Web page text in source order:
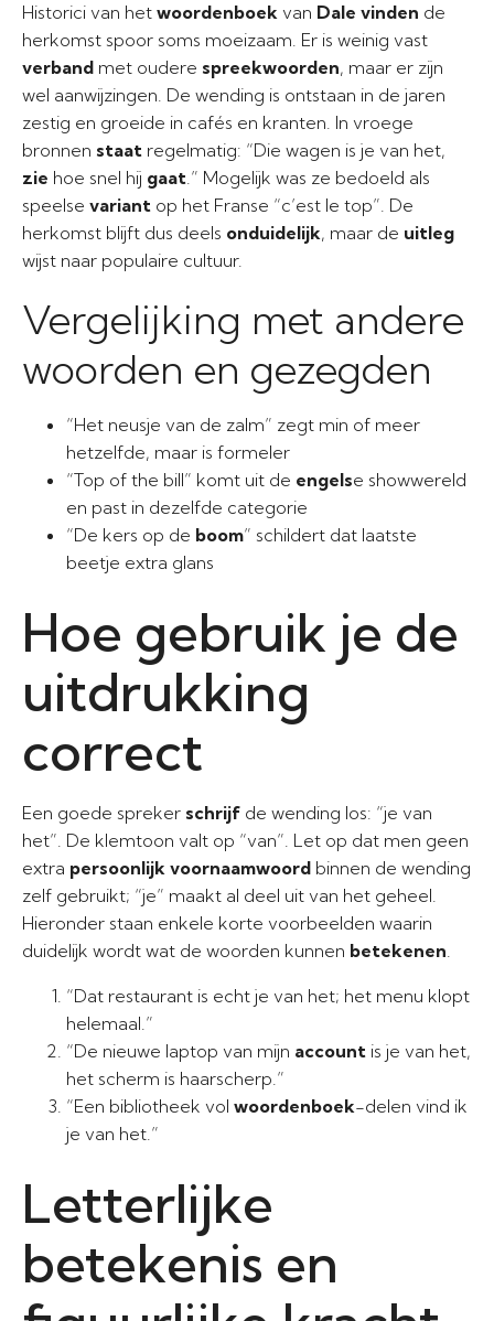
Historici van het woordenboek van Dale vinden de
herkomst spoor soms moeizaam. Er is weinig vast
verband met oudere spreekwoorden, maar er zijn
wel aanwijzingen. De wending is ontstaan in de jaren
zestig en groeide in cafés en kranten. In vroege
bronnen staat regelmatig: “Die wagen is je van het,
zie hoe snel hij gaat.” Mogelijk was ze bedoeld als
speelse variant op het Franse “c’est le top”. De
herkomst blijft dus deels onduidelijk, maar de uitleg
wijst naar populaire cultuur.
Vergelijking met andere
woorden en gezegden
“Het neusje van de zalm” zegt min of meer
hetzelfde, maar is formeler
“Top of the bill” komt uit de engelse showwereld
en past in dezelfde categorie
“De kers op de boom” schildert dat laatste
beetje extra glans
Hoe gebruik je de
uitdrukking
correct
Een goede spreker schrijf de wending los: “je van
het”. De klemtoon valt op “van”. Let op dat men geen
extra persoonlijk voornaamwoord binnen de wending
zelf gebruikt; “je” maakt al deel uit van het geheel.
Hieronder staan enkele korte voorbeelden waarin
duidelijk wordt wat de woorden kunnen betekenen.
“Dat restaurant is echt je van het; het menu klopt
helemaal.”
“De nieuwe laptop van mijn account is je van het,
het scherm is haarscherp.”
“Een bibliotheek vol woordenboek-delen vind ik
je van het.”
Letterlijke
betekenis en